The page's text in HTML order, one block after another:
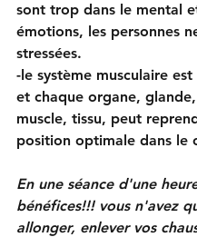
sont trop dans le mental
émotions, les personnes
stressées.
-le système musculaire
et chaque organe,
muscle, tissu, peut
position optimale dans le
En une séance d'une
bénéfices!!! vous n'avez
allonger, enlever vos